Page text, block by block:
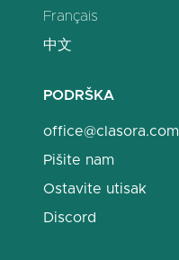
Français
中文
PODRŠKA
office@clasora.com
Pišite nam
Ostavite utisak
Discord